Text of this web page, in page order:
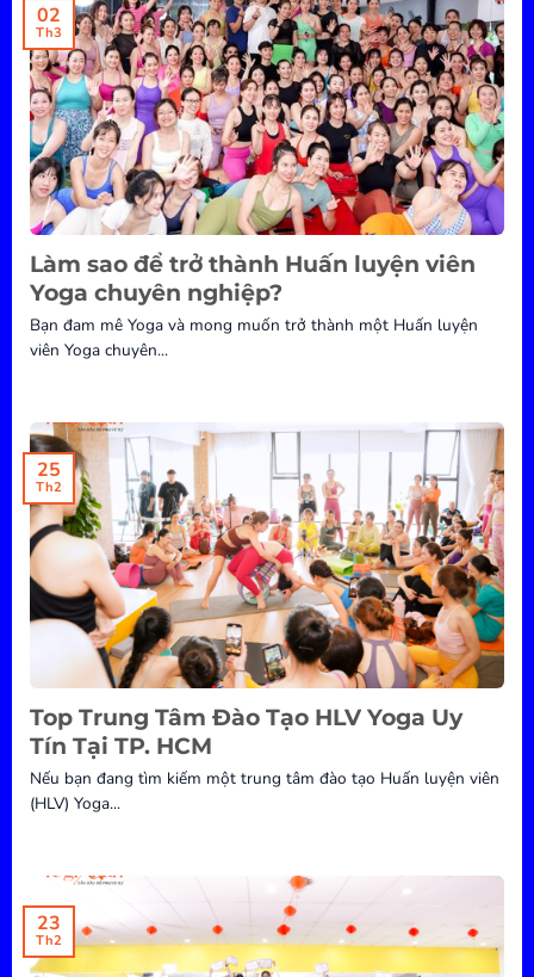
Làm sao để trở thành Huấn luyện viên
Yoga chuyên nghiệp?
Bạn đam mê Yoga và mong muốn trở thành một Huấn luyện
viên Yoga chuyên...
02
Th3
Top Trung Tâm Đào Tạo HLV Yoga Uy
Tín Tại TP. HCM
Nếu bạn đang tìm kiếm một trung tâm đào tạo Huấn luyện viên
(HLV) Yoga...
25
Th2
23
Th2